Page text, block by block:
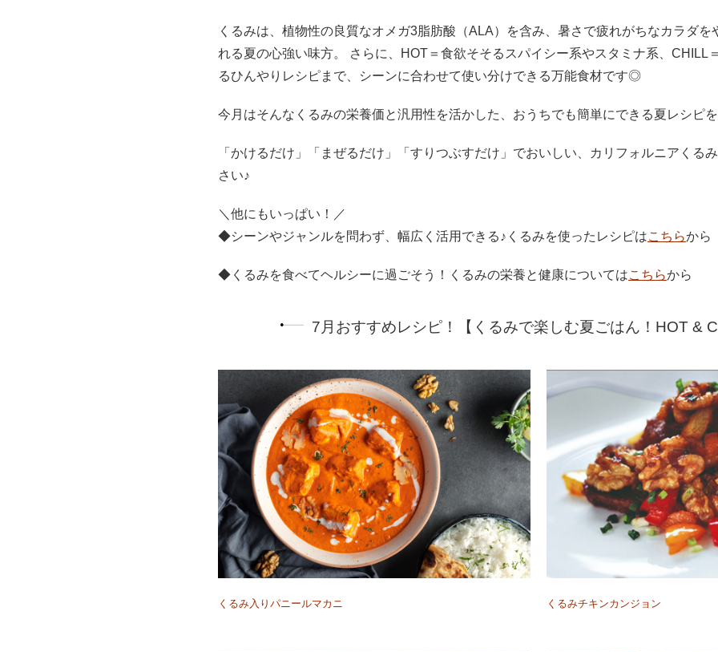
くるみは、植物性の良質なオメガ3脂肪酸（ALA）を含み、暑さで疲れがちなカラダを
れる夏の心強い味方。 さらに、HOT＝食欲そそるスパイシー系やスタミナ系、CHILL
るひんやりレシピまで、シーンに合わせて使い分けできる万能食材です◎
今月はそんなくるみの栄養価と汎用性を活かした、おうちでも簡単にできる夏レシピ
「かけるだけ」「まぜるだけ」「すりつぶすだけ」でおいしい、カリフォルニアくる
さい♪
＼他にもいっぱい！／
◆シーンやジャンルを問わず、幅広く活用できる♪くるみを使ったレシピはこちらから
◆くるみを食べてヘルシーに過ごそう！くるみの栄養と健康についてはこちらから
7月おすすめレシピ！【くるみで楽しむ夏ごはん！HOT &
くるみ入りパニールマカニ くるみチキンカンジョン